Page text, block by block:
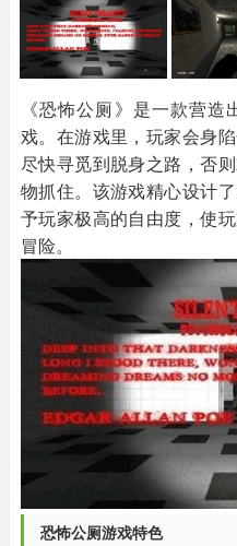
269款应用
其他
1654款应用
游
《恐怖公厕》是一款营
戏。在游戏里，玩家会身
尽快寻觅到脱身之路，否
物抓住。该游戏精心设计
予玩家极高的自由度，使
冒险。
恐怖公厕游戏特色